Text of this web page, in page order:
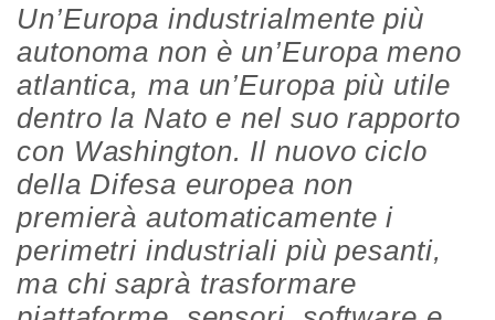
Un’Europa industrialmente più
autonoma non è un’Europa meno
atlantica, ma un’Europa più utile
dentro la Nato e nel suo rapporto
con Washington. Il nuovo ciclo
della Difesa europea non
premierà automaticamente i
perimetri industriali più pesanti,
ma chi saprà trasformare